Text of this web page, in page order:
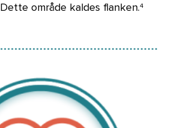
Dette område kaldes flanken.4